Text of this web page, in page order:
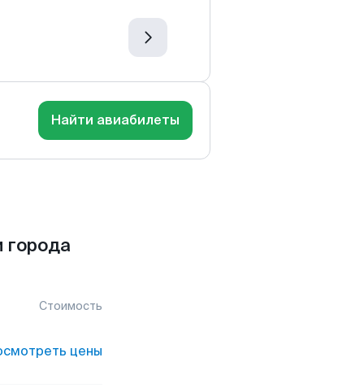
Найти авиабилеты
Стоимость
цены